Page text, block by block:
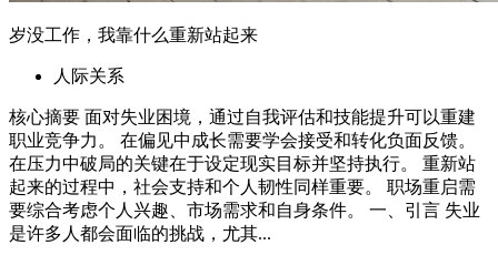
岁没工作，我靠什么重新站起来
人际关系
核心摘要 面对失业困境，通过自我评估和技能提升可以重建
职业竞争力。 在偏见中成长需要学会接受和转化负面反馈。
在压力中破局的关键在于设定现实目标并坚持执行。 重新站
起来的过程中，社会支持和个人韧性同样重要。 职场重启需